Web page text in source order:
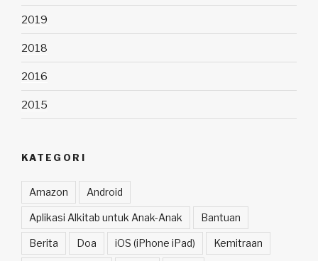
2019
2018
2016
2015
KATEGORI
Amazon Android
Aplikasi Alkitab untuk Anak-Anak Bantuan
Berita Doa iOS (iPhone iPad) Kemitraan